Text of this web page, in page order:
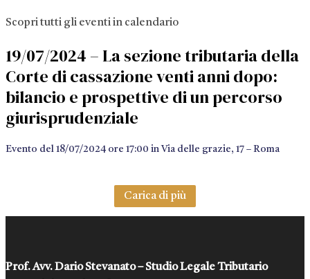
Scopri tutti gli eventi in calendario
19/07/2024 – La sezione tributaria della
Corte di cassazione venti anni dopo:
bilancio e prospettive di un percorso
giurisprudenziale
Evento del 18/07/2024 ore 17:00 in Via delle grazie, 17 – Roma
Carica di più
Prof. Avv. Dario Stevanato – Studio Legale Tributario